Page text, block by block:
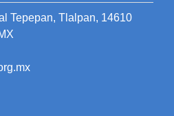
Tepepan, Tlalpan, 14610